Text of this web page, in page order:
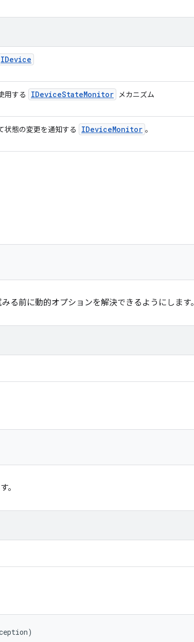
IDevice
用する IDeviceStateMonitor メカニズム
状態の変更を通知する IDeviceMonitor 。
る前に動的オプションを解決できるようにします。
。